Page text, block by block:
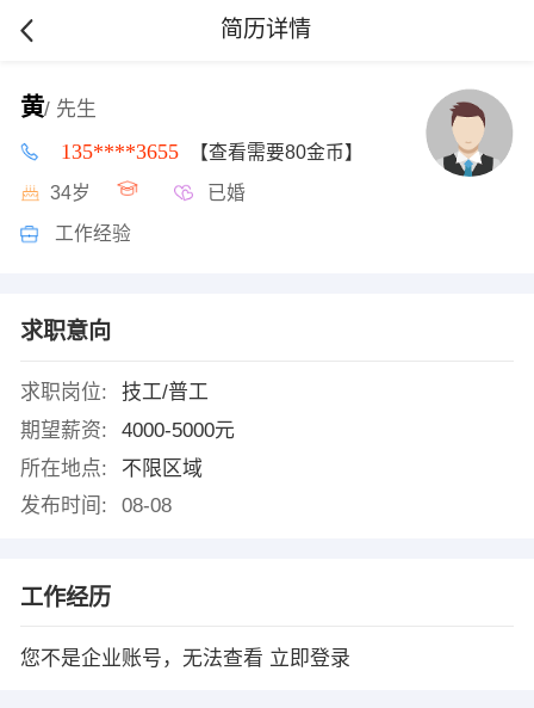
简历详情
黄/ 先生
135****3655 【查看需要80金币】
34岁 已婚
工作经验
求职意向
求职岗位:
技工/普工
期望薪资:
4000-5000元
所在地点:
不限区域
发布时间:
08-08
工作经历
您不是企业账号，无法查看 立即登录